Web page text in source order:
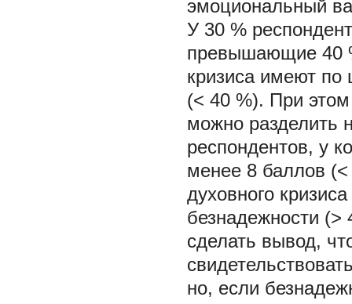
эмоциональный
У 30 %
превышающие 40
кризиса имеют
(< 40 %). При этом
можно разделить
респондентов, у
менее 8 баллов
духовного
безнадежности
сделать вывод,
но, если